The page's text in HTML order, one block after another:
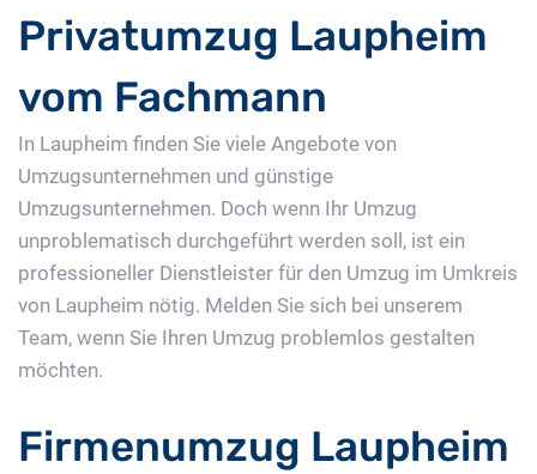
Privatumzug Laupheim
vom Fachmann
In Laupheim finden Sie viele Angebote von
Umzugsunternehmen und günstige
Umzugsunternehmen. Doch wenn Ihr Umzug
unproblematisch durchgeführt werden soll, ist ein
professioneller Dienstleister für den Umzug im Umkreis
von Laupheim nötig. Melden Sie sich bei unserem
Team, wenn Sie Ihren Umzug problemlos gestalten
möchten.
Firmenumzug Laupheim